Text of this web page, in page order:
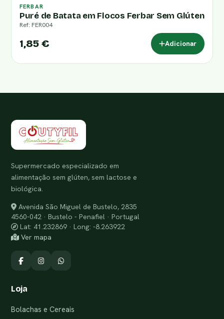
FERBAR
Puré de Batata em Flocos Ferbar Sem Glúten
Ref: FER004
1,85 € Adicionar
Supermercado especializado em
alimentação sem glúten, sem lactose e
biológica.
Avenida São Miguel de Bustelo, 2835
4560-042 · Bustelo - Penafiel · Portugal
Lat: 41.232869 · Long: -8.263922
Ver mapa
Loja
Bolachas e Cereais